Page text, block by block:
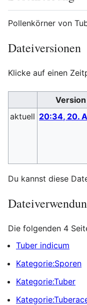
Pollenkörner von
Dateiversionen
Klicke auf einen
aktuell 20:34, 20.
Du kannst diese
Die folgenden 4
Tuber indicum
Kategorie:Sporen
Kategorie:Tuber